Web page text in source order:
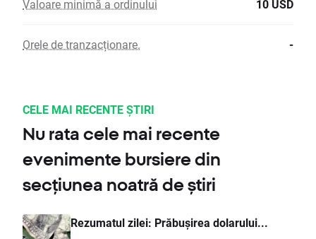
Valoare minimă a ordinului 10 USD
Orele de tranzacționare. -
CELE MAI RECENTE ȘTIRI
Nu rata cele mai recente
evenimente bursiere din
secțiunea noatră de știri
Rezumatul zilei: Prăbușirea dolarului...